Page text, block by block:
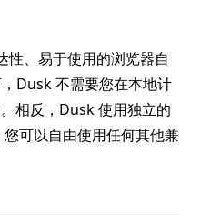
性、易于使用的浏览器自
Dusk 不需要您在本地计
相反，Dusk 使用独立的
可以自由使用任何其他兼